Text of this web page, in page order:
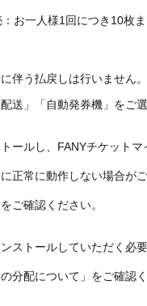
お一人様1回につき10枚ま
伴う払戻しは行いません。
」「自動発券機」をご選
ールし、FANYチケット
正常に動作しない場合が
ご確認ください。
ストールしていただく必要
分配について」をご確認く